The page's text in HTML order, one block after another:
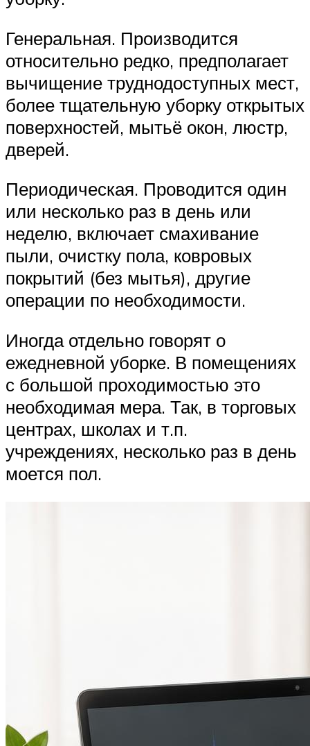
Генеральная. Производится
относительно редко, предполагает
вычищение труднодоступных мест,
более тщательную уборку открытых
поверхностей, мытьё окон, люстр,
дверей.
Периодическая. Проводится один
или несколько раз в день или
неделю, включает смахивание
пыли, очистку пола, ковровых
покрытий (без мытья), другие
операции по необходимости.
Иногда отдельно говорят о
ежедневной уборке. В помещениях
с большой проходимостью это
необходимая мера. Так, в торговых
центрах, школах и т.п.
учреждениях, несколько раз в день
моется пол.